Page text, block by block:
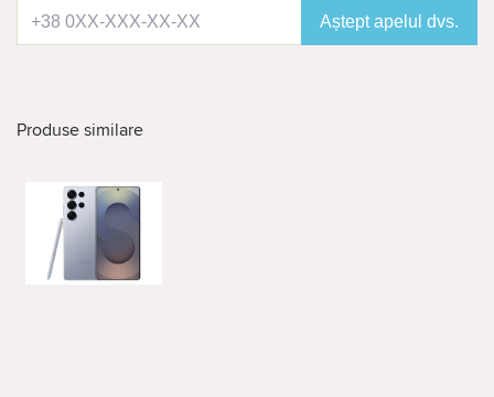
Aștept apelul dvs.
Produse similare